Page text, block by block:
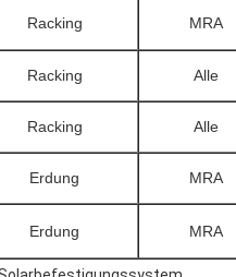
Racking MRA
Racking Alle
Racking Alle
Erdung MRA
Erdung MRA